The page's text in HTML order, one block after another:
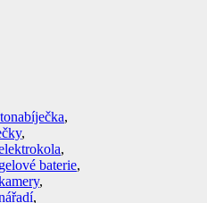
,
,
,
baterie,
,
,